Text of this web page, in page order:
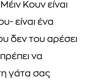
Κουν είναι
είναι ένα
δεν του αρέσει
να
γάτα σας